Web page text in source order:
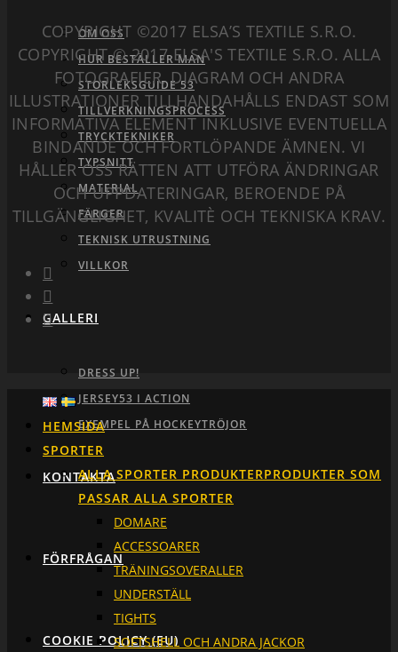
OM OSS
HUR BESTÄLLER MAN
STORLEKSGUIDE 53
TILLVERKNINGSPROCESS
TRYCKTEKNIKER
TYPSNITT
MATERIAL
FÄRGER
TEKNISK UTRUSTNING
VILLKOR
GALLERI
DRESS UP!
JERSEY53 I ACTION
EXEMPEL PÅ HOCKEYTRÖJOR
KONTAKTA
FÖRFRÅGAN
COOKIE POLICY (EU)
COPYRIGHT ©2017 ELSA’S TEXTILE S.R.O.
COPYRIGHT © 2017 ELSA'S TEXTILE S.R.O. ALLA
FOTOGRAFIER, DIAGRAM OCH ANDRA
ILLUSTRATIONER TILLHANDAHÅLLS ENDAST SOM
INFORMATIVA ELEMENT INKLUSIVE EVENTUELLA
BINDANDE OCH FORTLÖPANDE ÄMNEN. VI
HÅLLER OSS RÄTTEN ATT UTFÖRA ÄNDRINGAR
OCH UPPDATERINGAR, BEROENDE PÅ
TILLGÄNGLIGHET, KVALITÈ OCH TEKNISKA KRAV.
HEMSIDA
SPORTER
ALLA SPORTER PRODUKTERPRODUKTER SOM
PASSAR ALLA SPORTER
DOMARE
ACCESSOARER
TRÄNINGSOVERALLER
UNDERSTÄLL
TIGHTS
SOFTSHELL OCH ANDRA JACKOR